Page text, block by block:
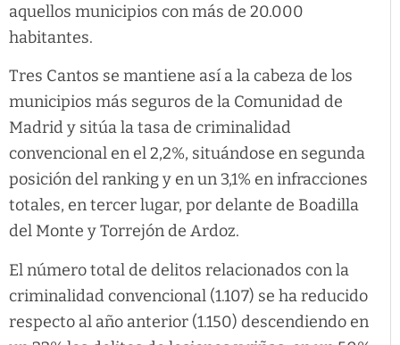
aquellos municipios con más de 20.000
habitantes.
Tres Cantos se mantiene así a la cabeza de los
municipios más seguros de la Comunidad de
Madrid y sitúa la tasa de criminalidad
convencional en el 2,2%, situándose en segunda
posición del ranking y en un 3,1% en infracciones
totales, en tercer lugar, por delante de Boadilla
del Monte y Torrejón de Ardoz.
El número total de delitos relacionados con la
criminalidad convencional (1.107) se ha reducido
respecto al año anterior (1.150) descendiendo en